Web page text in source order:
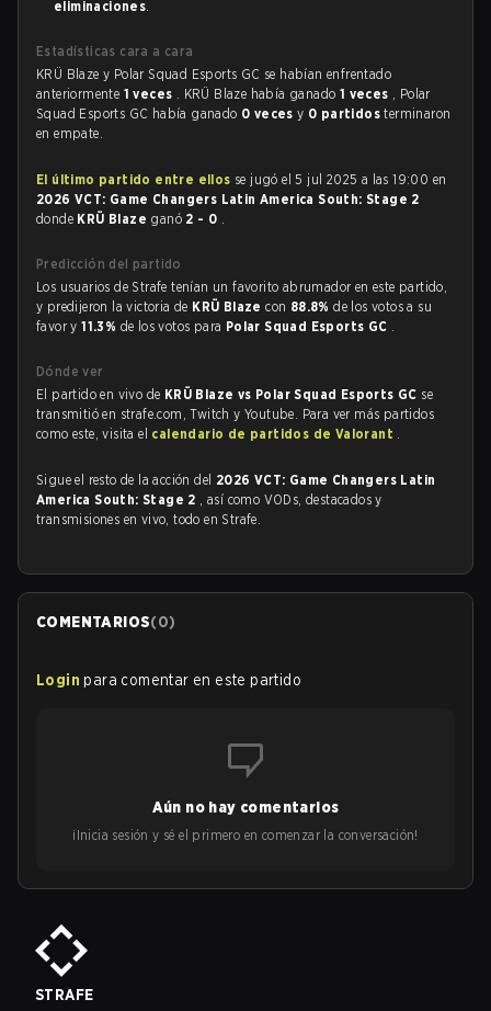
eliminaciones.
Estadísticas cara a cara
KRÜ Blaze y Polar Squad Esports GC se habían enfrentado
anteriormente 1 veces . KRÜ Blaze había ganado 1 veces , Polar
Squad Esports GC había ganado 0 vecesy 0 partidosterminaron
en empate.
El último partido entre ellos se jugó el 5 jul 2025 a las 19:00 en
2026 VCT: Game Changers Latin America South: Stage 2
donde KRÜ Blaze ganó 2 - 0 .
Predicción del partido
Los usuarios de Strafe tenían un favorito abrumador en este partido,
y predijeron la victoria de KRÜ Blazecon 88.8%de los votos a su
favor y11.3% de los votos para Polar Squad Esports GC .
Dónde ver
El partido en vivo de KRÜ Blaze vs Polar Squad Esports GC se
transmitió en strafe.com, Twitch y Youtube. Para ver más partidos
como este, visita el calendario de partidos de Valorant .
Sigue el resto de la acción del 2026 VCT: Game Changers Latin
America South: Stage 2 , así como VODs, destacados y
transmisiones en vivo, todo en Strafe.
COMENTARIOS(0)
Login para comentar en este partido
Aún no hay comentarios
¡Inicia sesión y sé el primero en comenzar la conversación!
STRAFE